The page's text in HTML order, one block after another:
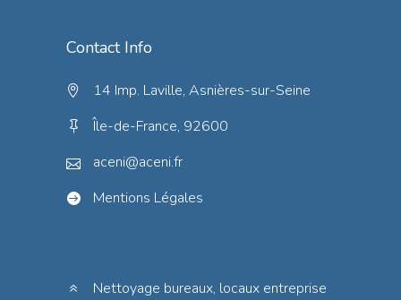
Contact Info
14 Imp. Laville, Asnières-sur-Seine
Île-de-France, 92600
aceni@aceni.fr
Mentions Légales
Nettoyage bureaux, locaux entreprise